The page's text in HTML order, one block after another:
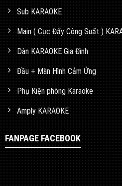
Sub KARAOKE
Main ( Cục Đẩy Công Suất )
Dàn KARAOKE Gia Đình
Đầu + Màn Hình Cảm Ứng
Phụ Kiện phòng Karaoke
Amply KARAOKE
FANPAGE FACEBOOK